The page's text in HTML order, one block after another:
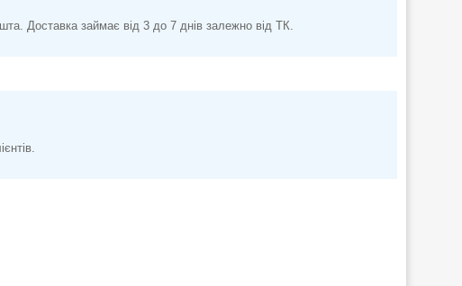
Доставка займає від 3 до 7 днів залежно від ТК.